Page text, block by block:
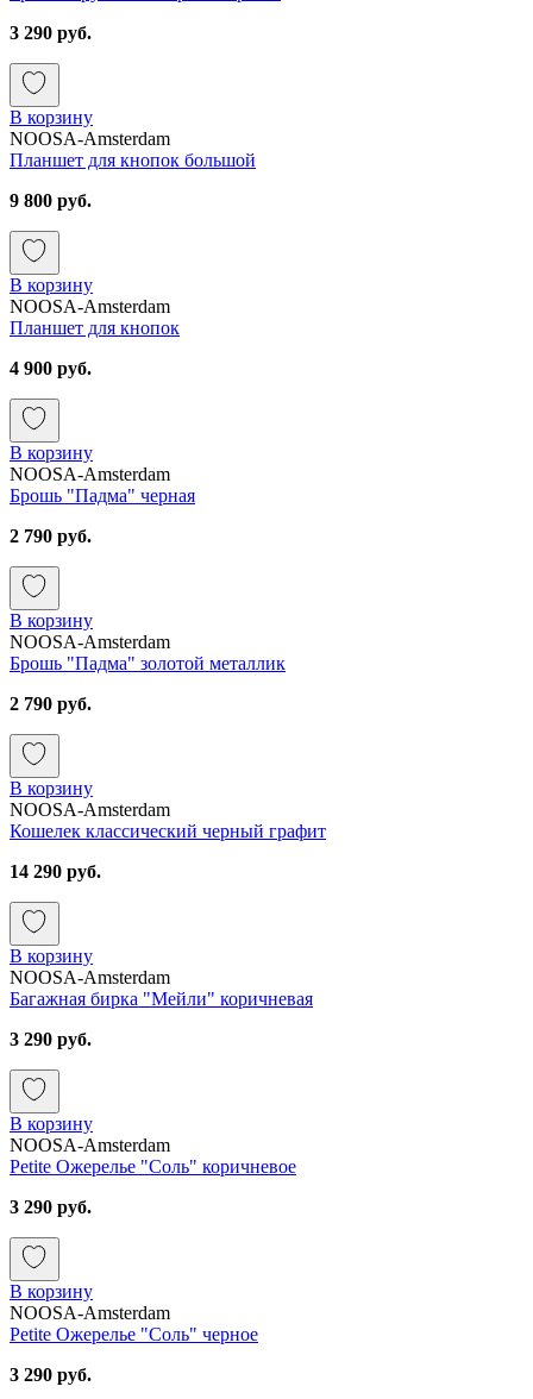
3 290 руб.
В корзину
NOOSA-Amsterdam
Планшет для кнопок большой
9 800 руб.
В корзину
NOOSA-Amsterdam
Планшет для кнопок
4 900 руб.
В корзину
NOOSA-Amsterdam
Брошь "Падма" черная
2 790 руб.
В корзину
NOOSA-Amsterdam
Брошь "Падма" золотой металлик
2 790 руб.
В корзину
NOOSA-Amsterdam
Кошелек классический черный графит
14 290 руб.
В корзину
NOOSA-Amsterdam
Багажная бирка "Мейли" коричневая
3 290 руб.
В корзину
NOOSA-Amsterdam
Petite Ожерелье "Соль" коричневое
3 290 руб.
В корзину
NOOSA-Amsterdam
Petite Ожерелье "Соль" черное
3 290 руб.